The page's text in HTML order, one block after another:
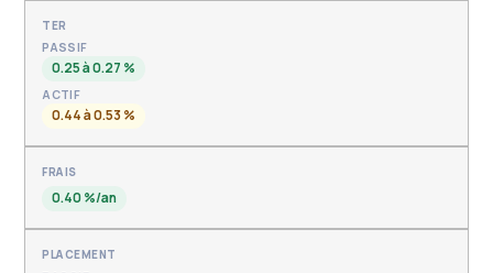
PASSIF
0.25 à 0.27 %
ACTIF
0.44 à 0.53 %
0.40 %/an